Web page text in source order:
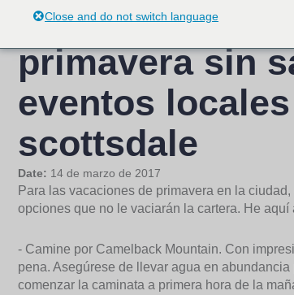
cómo pasar
primavera sin
eventos
scottsdale
Date: 14 de marzo de 2017
Para las vacaciones de primavera en la
opciones que no le vaciarán la cartera. He
- Camine por Camelback Mountain. Con
pena. Asegúrese de llevar agua en
comenzar la caminata a primera hora de la
Close and do not switch language